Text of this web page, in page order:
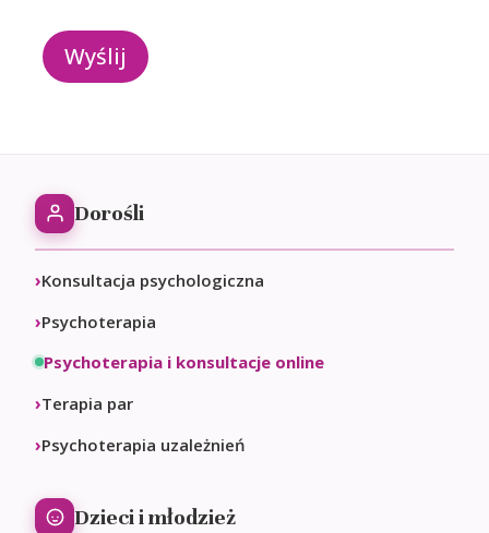
Wyślij
Dorośli
Konsultacja psychologiczna
Psychoterapia
Psychoterapia i konsultacje online
Terapia par
Psychoterapia uzależnień
Dzieci i młodzież